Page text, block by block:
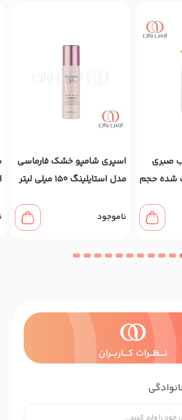
صبری
شده حجم
اسپری شامپو خشک فارماسی
مدل استایلینگ 150 میلی لیتر
ناموجود
نــــظـــرات کــــاربـــران